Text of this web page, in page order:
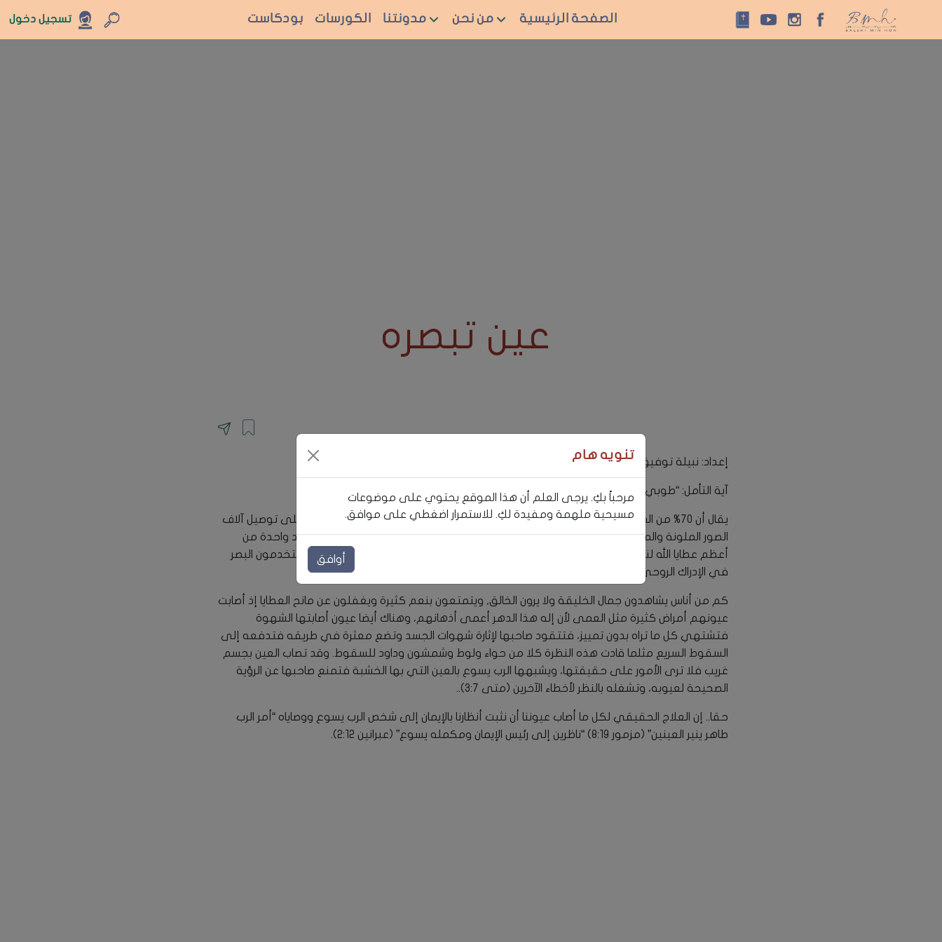
الصفحة الرئيسية من نحن مدونتنا الكورسات بودكاست تسجيل دخول
عين تبصره
إعداد: نبيلة توفيق
آية التأمل: “طوبي لعيونكم لأنها تبصر” (متى 16:13)
يقال أن 70% من المعلومات التي نعرفها وصلت إلينا من خلال بوابة العين.. فالعين لها القدرة على توصيل آلاف
الصور الملونة والمتحركة إلى المخ كل ساعة.. وتلعب العين دورا هاما في حياتنا الجسدية وتعد واحدة من
أعظم عطايا الله لنا لكي نستمتع بالحياة, والقيمة الفعلية للعين البشرية لا يدركها إلا الذين يستخدمون البصر
في الإدراك الروحي.
كم من أناس يشاهدون جمال الخليقة ولا يرون الخالق, ويتمتعون بنعم كثيرة ويغفلون عن مانح العطايا إذ أصابت
عيونهم أمراض كثيرة مثل العمى لأن إله هذا الدهر أعمى أذهانهم، وهناك أيضا عيون أصابتها الشهوة
فتشتهي كل ما تراه بدون تمييز، فتتقود صاحبها لإثارة شهوات الجسد وتضع معثرة في طريقه فتدفعه إلى
السقوط السريع مثلما قادت هذه النظرة كلا من حواء ولوط وشمشون وداود للسقوط. وقد تصاب العين بجسم
غريب فلا ترى الأمور على حقيقتها، ويشبهها الرب يسوع بالعين التي بها الخشبة فتمنع صاحبها عن الرؤية
الصحيحة لعيوبه، وتشغله بالنظر لأخطاء الآخرين (متى 3:7)..
حقا.. إن العلاج الحقيقي لكل ما أصاب عيوننا أن نثبت أنظارنا بالإيمان إلى شخص الرب يسوع ووصاياه “أمر الرب
طاهر ينير العينين” (مزمور 8:19) “ناظرين إلى رئيس الإيمان ومكمله يسوع” (عبرانين 2:12).
تنويه هام
مرحباً بكِ. يرجى العلم أن هذا الموقع يحتوي على موضوعات
مسيحية ملهمة ومفيدة لكِ. للاستمرار اضغطي على موافق.
أوافق